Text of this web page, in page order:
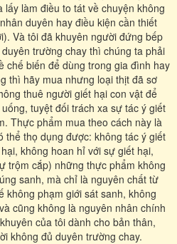
làm điều to tát về chuyện không
duyên hay điều kiện cần thiết
Và tôi đã khuyên người đứng bếp
trường chay thì chúng ta phải
chế biến để dùng trong gia đình hay
thì hãy mua nhưng loại thịt đã sơ
thuê người giết hại con vật để
tuyệt đối trách xa sự tác ý giết
Thực phẩm mua theo cách này là
thể thọ dụng được: không tác ý giết
không hoan hỉ với sự giết hại,
trộm cắp) những thực phẩm không
sanh, mà chỉ là nguyên chất từ
phạm giới sát sanh, không
cũng không là nguyên nhân chính
của tôi dành cho bản thân,
không đủ duyên trường chay.